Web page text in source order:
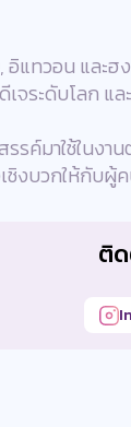
แทวอน แล
จระดับโลก
ค์มาใช้ในงา
ชิงบวกให้กับผู้
ติ